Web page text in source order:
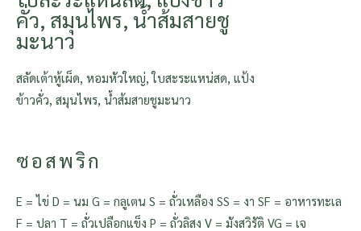
คั่ว, สมุนไพร, น้ำส้มสายชู
มะนาว
สลัดเต้าหู้เผ็ด, หอมหัวใหญ่, ใบสะระแหน่สด, แป้ง
ข้าวคั่ว, สมุนไพร, น้ำส้มสายชูมะนาว
ซอสพริก
E = ไข่ D = นม G = กลูเตน S = ถั่วเหลือง SS = งา SF = อาหารทะเล
F = ปลา T = ถั่วเปลือกแข็ง P = ถั่วลิสง V = มังสวิรัติ VG = เจ